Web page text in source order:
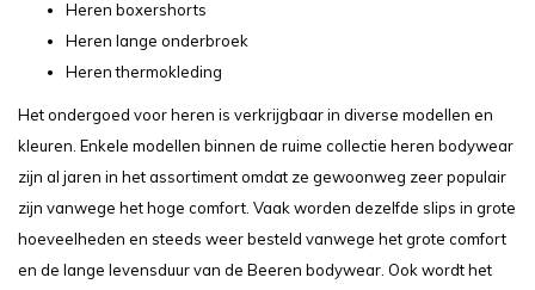
Heren boxershorts
Heren lange onderbroek
Heren thermokleding
Het ondergoed voor heren is verkrijgbaar in diverse modellen en
kleuren. Enkele modellen binnen de ruime collectie heren bodywear
zijn al jaren in het assortiment omdat ze gewoonweg zeer populair
zijn vanwege het hoge comfort. Vaak worden dezelfde slips in grote
hoeveelheden en steeds weer besteld vanwege het grote comfort
en de lange levensduur van de Beeren bodywear. Ook wordt het